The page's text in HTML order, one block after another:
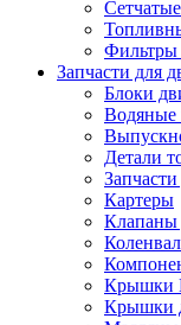
Фильтры
Запчасти для
Блоки
Водяные
Детали
Картеры
Клапаны
Крышки
Крышки